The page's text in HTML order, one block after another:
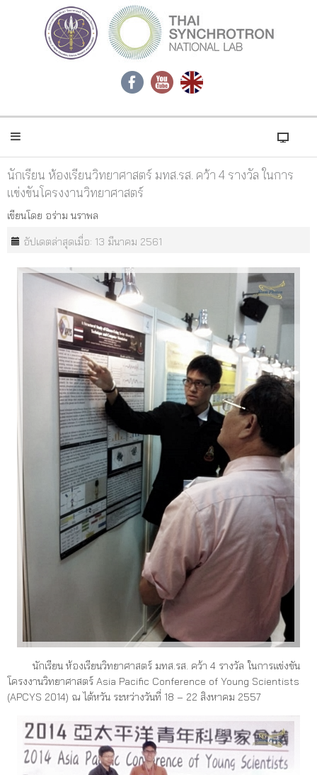
นักเรียน ห้องเรียนวิทยาศาสตร์ มทส.รส. คว้า 4 รางวัล ในการ
เเข่งขันโครงงานวิทยาศาสตร์
เขียนโดย อร่าม นราพล
อัปเดตล่าสุดเมื่อ: 13 มีนาคม 2561
นักเรียน ห้องเรียนวิทยาศาสตร์ มทส.รส. คว้า 4 รางวัล ในการเเข่งขัน
โครงงานวิทยาศาสตร์ Asia Pacific Conference of Young Scientists
(APCYS 2014) ณ ไต้หวัน ระหว่างวันที่ 18 – 22 สิงหาคม 2557